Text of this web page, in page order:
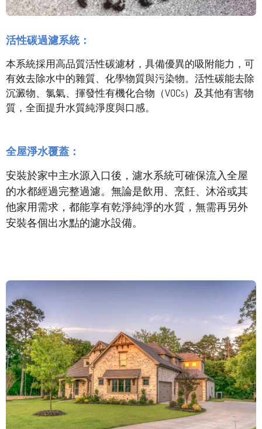
活性碳過濾系統：
本系統採用高品質活性碳濾材，具備優異的吸附能力，可
有效去除水中的雜質、化學物質與污染物。活性碳能去除
沉澱物、氯氣、揮發性有機化合物（VOCs）及其他有害物
質，全面提升水質純淨度與口感。
全屋淨水覆蓋：
安裝於家中主水源入口後，濾水系統可確保流入全屋
的水都經過完整過濾。無論是飲用、烹飪、沐浴或其
他家用需求，都能享有乾淨純淨的水質，無需再另外
安裝各個出水點的濾水設備。